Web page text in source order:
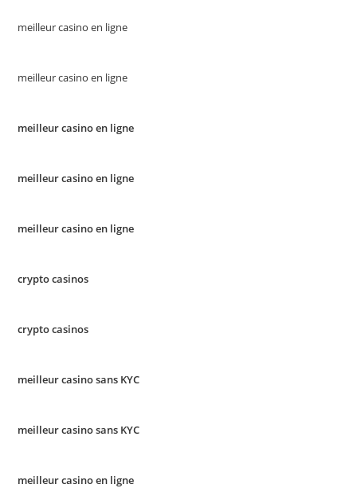
meilleur casino en ligne
meilleur casino en ligne
meilleur casino en ligne
meilleur casino en ligne
meilleur casino en ligne
crypto casinos
crypto casinos
meilleur casino sans KYC
meilleur casino sans KYC
meilleur casino en ligne